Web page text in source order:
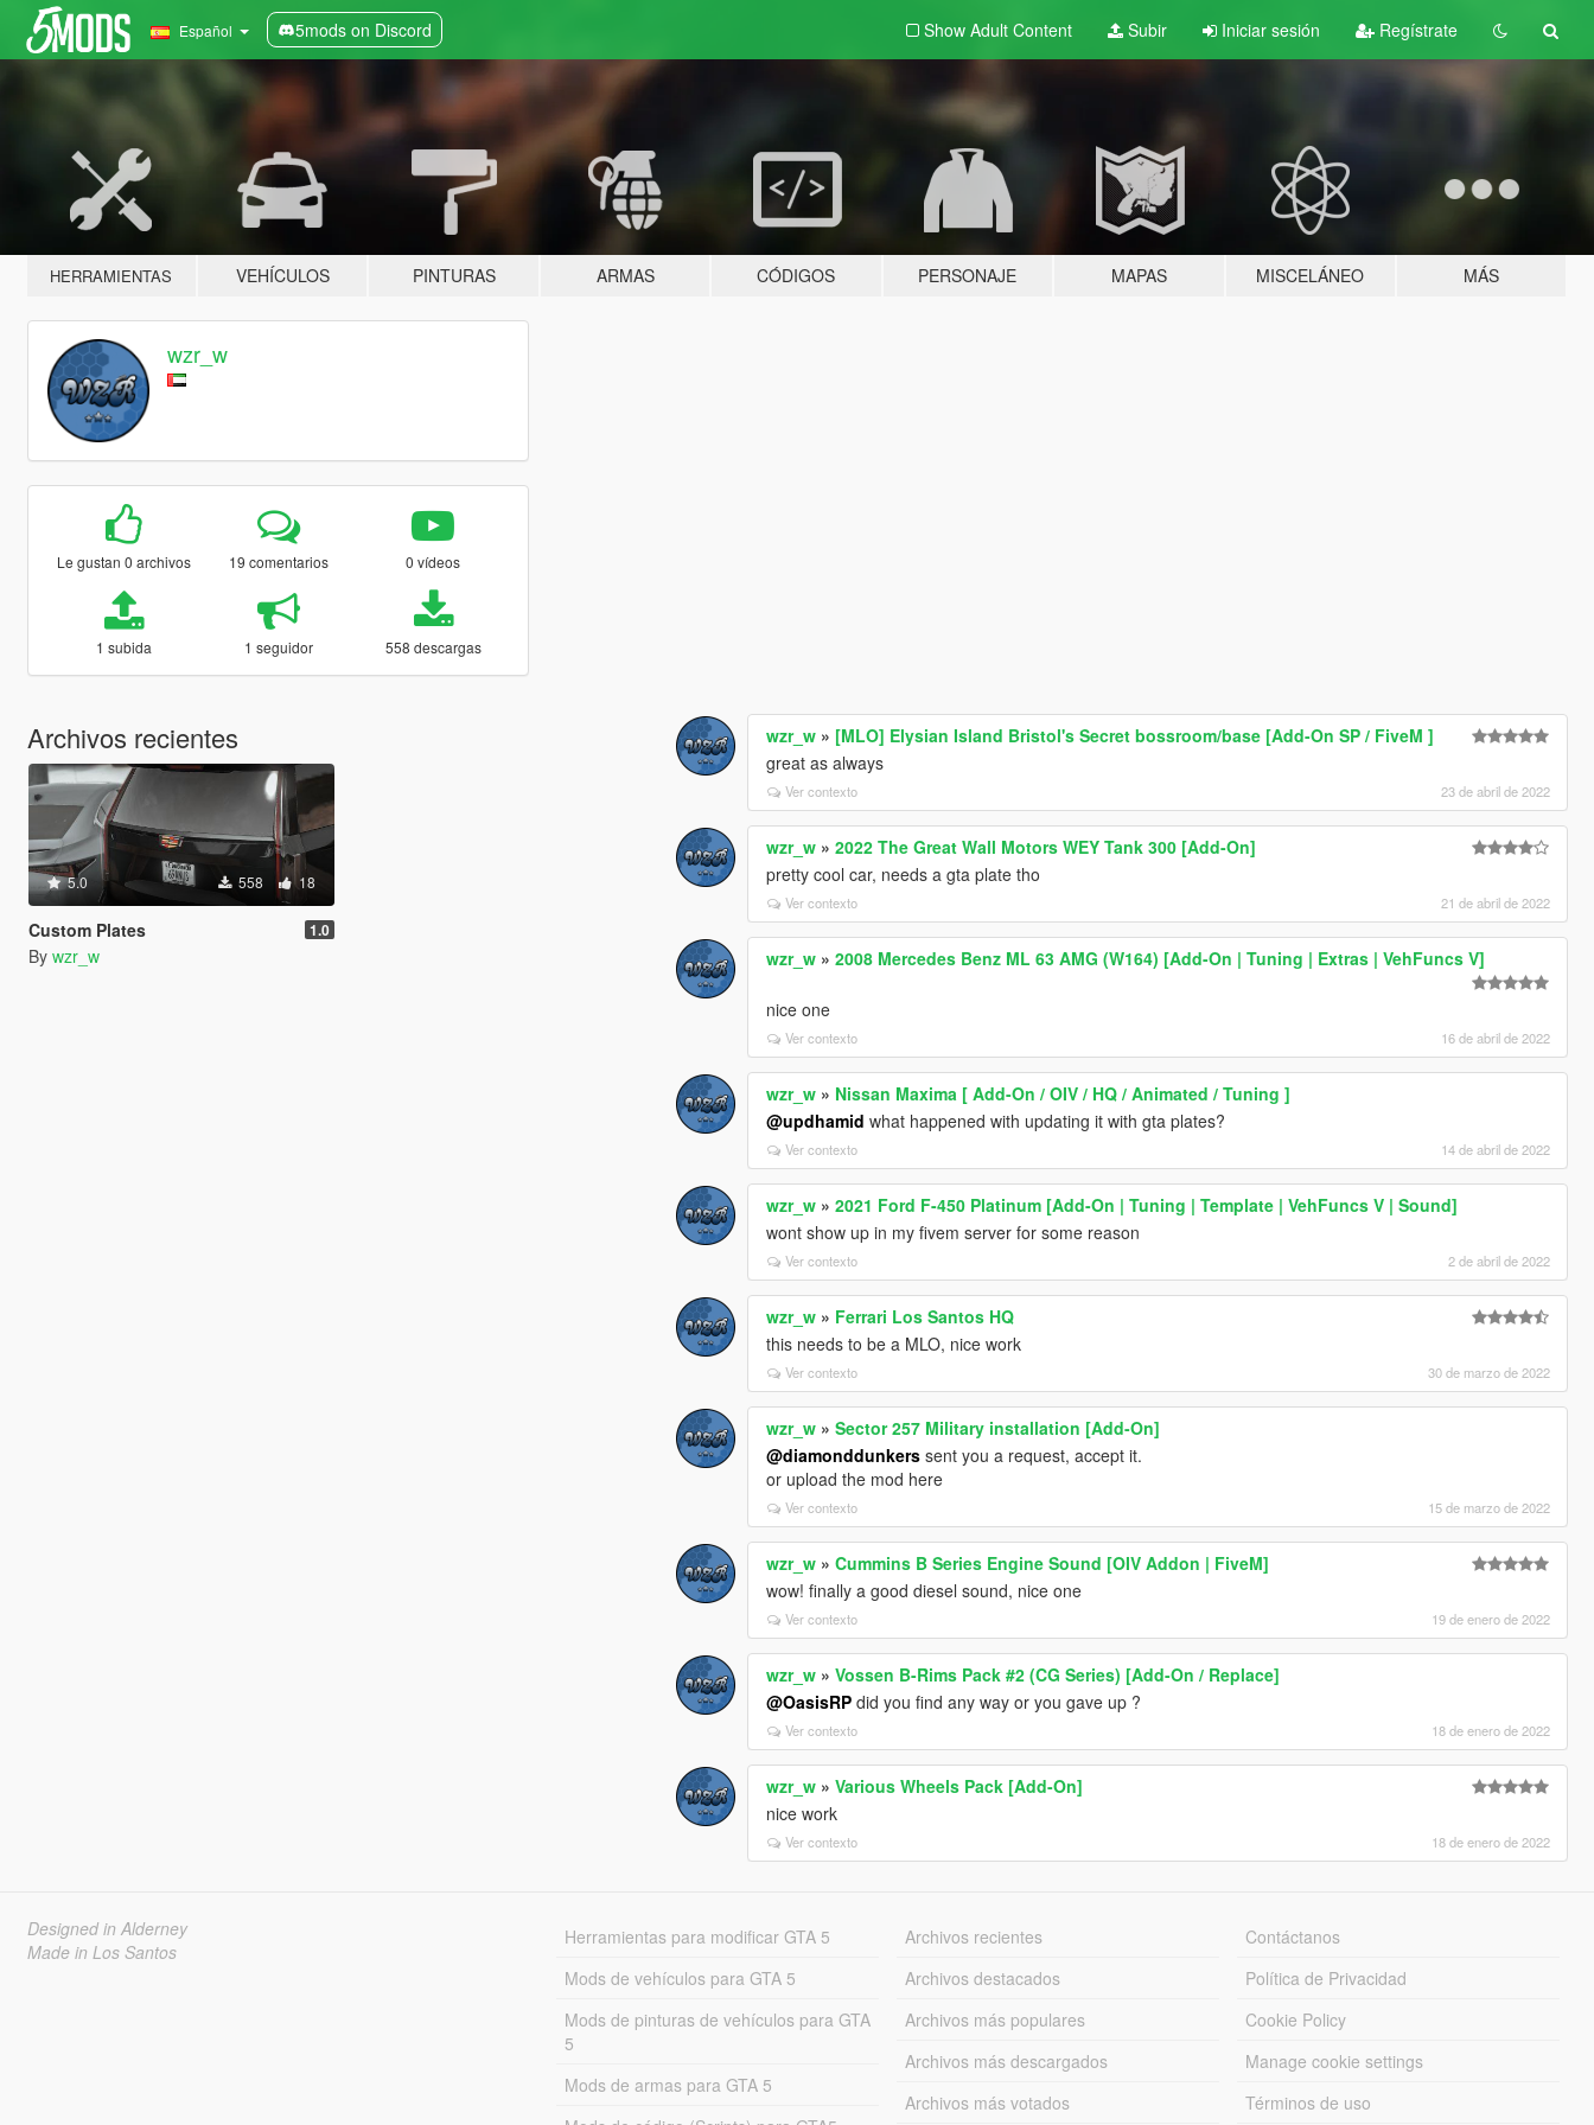
Español 5mods on Discord Show Adult Content Subir Iniciar sesión Regístrate
HERRAMIENTAS VEHÍCULOS PINTURAS ARMAS CÓDIGOS PERSONAJE MAPAS MISCELÁNEO MÁS
wzr_w
Le gustan 0 archivos 19 comentarios 0 vídeos
1 subida 1 seguidor 558 descargas
Archivos recientes
5.0 558 18
Custom Plates 1.0
By wzr_w
wzr_w » [MLO] Elysian Island Bristol's Secret bossroom/base [Add-On SP / FiveM ]
great as always
Ver contexto 23 de abril de 2022
wzr_w »2022 The Great Wall Motors WEY Tank 300 [Add-On]
pretty cool car, needs a gta plate tho
Ver contexto 21 de abril de 2022
wzr_w »2008 Mercedes Benz ML 63 AMG (W164) [Add-On | Tuning | Extras | VehFuncs V]
nice one
Ver contexto 16 de abril de 2022
wzr_w » Nissan Maxima [ Add-On / OIV / HQ / Animated / Tuning ]
@updhamid what happened with updating it with gta plates?
Ver contexto 14 de abril de 2022
wzr_w »2021 Ford F-450 Platinum [Add-On | Tuning | Template | VehFuncs V | Sound]
wont show up in my fivem server for some reason
Ver contexto 2 de abril de 2022
wzr_w » Ferrari Los Santos HQ
this needs to be a MLO, nice work
Ver contexto 30 de marzo de 2022
wzr_w »Sector 257 Military installation [Add-On]
@diamonddunkers sent you a request, accept it.
or upload the mod here
Ver contexto 15 de marzo de 2022
wzr_w »Cummins B Series Engine Sound [OIV Addon | FiveM]
wow! finally a good diesel sound, nice one
Ver contexto 19 de enero de 2022
wzr_w »Vossen B-Rims Pack #2 (CG Series) [Add-On / Replace]
@OasisRP did you find any way or you gave up ?
Ver contexto 18 de enero de 2022
wzr_w »Various Wheels Pack [Add-On]
nice work
Ver contexto 18 de enero de 2022
Designed in Alderney
Made in Los Santos
Herramientas para modificar GTA 5
Mods de vehículos para GTA 5
Mods de pinturas de vehículos para GTA
5
Mods de armas para GTA 5
Archivos recientes
Archivos destacados
Archivos más populares
Archivos más descargados
Archivos más votados
Contáctanos
Política de Privacidad
Cookie Policy
Manage cookie settings
Términos de uso